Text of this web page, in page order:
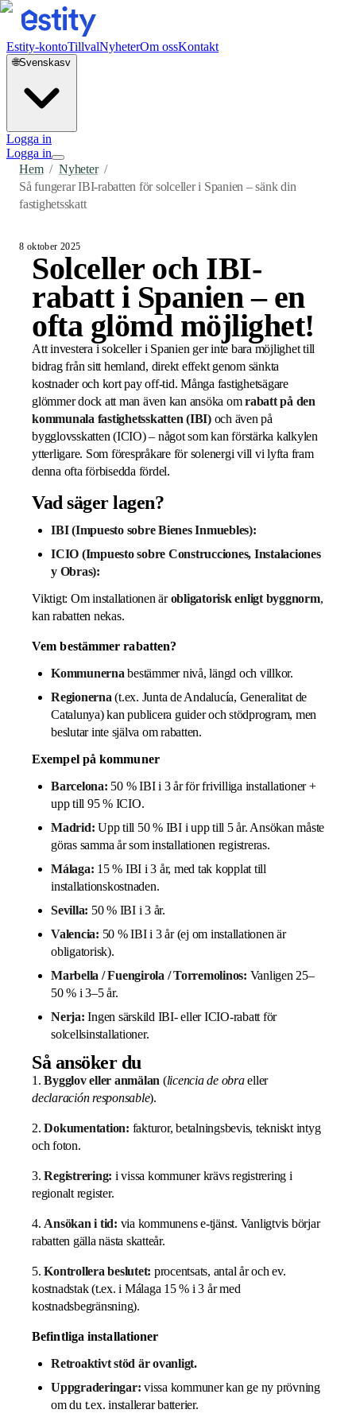
Estity-kontoTillvalNyheterOm ossKontakt
🌐Svenskasv
Logga in
Logga in
Hem / Nyheter /
Så fungerar IBI-rabatten för solceller i Spanien – sänk din
fastighetsskatt
8 oktober 2025
Solceller och IBI-
rabatt i Spanien – en
ofta glömd möjlighet!
Att investera i solceller i Spanien ger inte bara möjlighet till
bidrag från sitt hemland, direkt effekt genom sänkta
kostnader och kort pay off-tid. Många fastighetsägare
glömmer dock att man även kan ansöka omrabatt på den
kommunala fastighetsskatten (IBI)och även på
bygglovsskatten (ICIO) – något som kan förstärka kalkylen
ytterligare. Som förespråkare för solenergi vill vi lyfta fram
denna ofta förbisedda fördel.
Vad säger lagen?
IBI (Impuesto sobre Bienes Inmuebles):
ICIO (Impuesto sobre Construcciones, Instalaciones
y Obras):
Viktigt: Om installationen ärobligatorisk enligt byggnorm,
kan rabatten nekas.
Vem bestämmer rabatten?
Kommunerna bestämmer nivå, längd och villkor.
Regionerna (t.ex. Junta de Andalucía, Generalitat de
Catalunya) kan publicera guider och stödprogram, men
beslutar inte själva om rabatten.
Exempel på kommuner
Barcelona: 50 % IBI i 3 år för frivilliga installationer +
upp till 95 % ICIO.
Madrid: Upp till 50 % IBI i upp till 5 år. Ansökan måste
göras samma år som installationen registreras.
Málaga: 15 % IBI i 3 år, med tak kopplat till
installationskostnaden.
Sevilla: 50 % IBI i 3 år.
Valencia: 50 % IBI i 3 år (ej om installationen är
obligatorisk).
Marbella / Fuengirola / Torremolinos: Vanligen 25–
50 % i 3–5 år.
Nerja: Ingen särskild IBI- eller ICIO-rabatt för
solcellsinstallationer.
Så ansöker du
1.Bygglov eller anmälan (licencia de obraeller
declaración responsable).
2.Dokumentation: fakturor, betalningsbevis, tekniskt intyg
och foton.
3.Registrering: i vissa kommuner krävs registrering i
regionalt register.
4. Ansökan i tid: via kommunens e-tjänst. Vanligtvis börjar
rabatten gälla nästa skatteår.
5.Kontrollera beslutet: procentsats, antal år och ev.
kostnadstak (t.ex. i Málaga 15 % i 3 år med
kostnadsbegränsning).
Befintliga installationer
Retroaktivt stöd är ovanligt.
Uppgraderingar: vissa kommuner kan ge ny prövning
om du t.ex. installerar batterier.